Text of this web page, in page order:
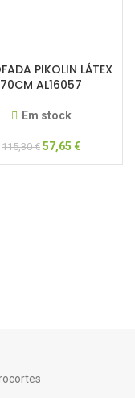
PIKOLIN LÁTEX
70CM AL16057
Em stock
115,30€ 57,65 €